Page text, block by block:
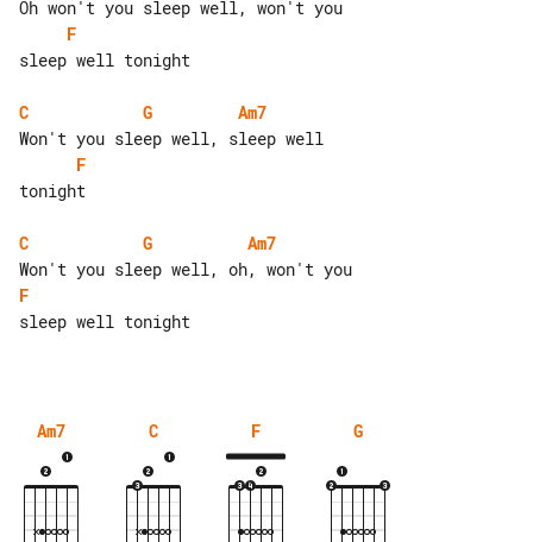
F
sleep well tonight
C G
Am7
F
tonight
C G
Am7
F
sleep well tonight
Am7 C F G